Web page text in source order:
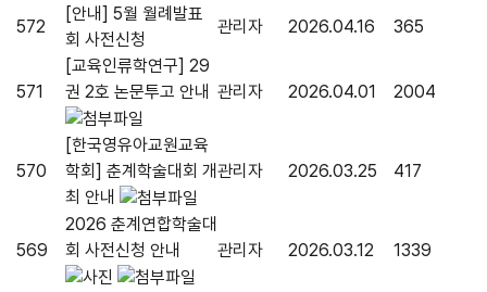
572
[안내] 5월 월례발표
회 사전신청
관리자 2026.04.16 365
571
[교육인류학연구] 29
권 2호 논문투고 안내 관리자 2026.04.01 2004
570
[한국영유아교원교육
학회] 춘계학술대회 개
최 안내
관리자 2026.03.25 417
569
2026 춘계연합학술대
회 사전신청 안내
관리자 2026.03.12 1339